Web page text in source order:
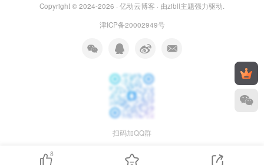
Copyright © 2024-2026 · 亿动云博客 · 由zibll主题强力驱动.
津ICP备20002949号
扫码加QQ群
8